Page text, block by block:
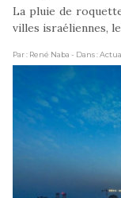
La pluie de
villes israéliennes,
Par : René Naba - Dans :